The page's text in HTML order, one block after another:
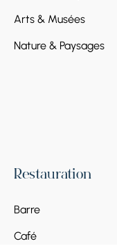
Arts & Musées
Nature & Paysages
Restauration
Barre
Café